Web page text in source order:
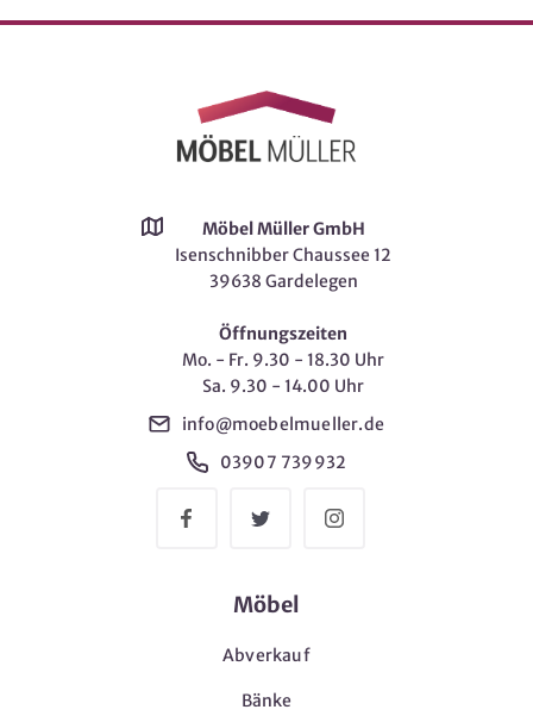
Möbel Müller GmbH
Isenschnibber Chaussee 12
39638 Gardelegen
Öffnungszeiten
Mo. - Fr. 9.30 - 18.30 Uhr
Sa. 9.30 - 14.00 Uhr
info@moebelmueller.de
03907 739932
Möbel
Abverkauf
Bänke